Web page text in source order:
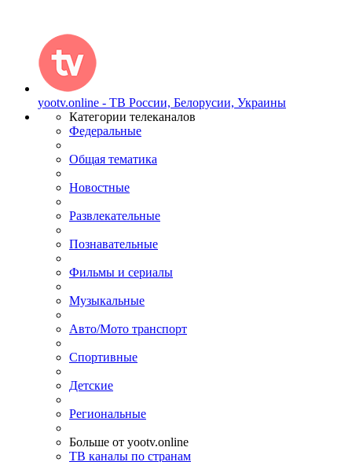
yootv.online - ТВ России, Белорусии, Украины
Категории телеканалов
Федеральные
Общая тематика
Новостные
Развлекательные
Познавательные
Фильмы и сериалы
Музыкальные
Авто/Мото транспорт
Спортивные
Детские
Региональные
Больше от yootv.online
ТВ каналы по странам